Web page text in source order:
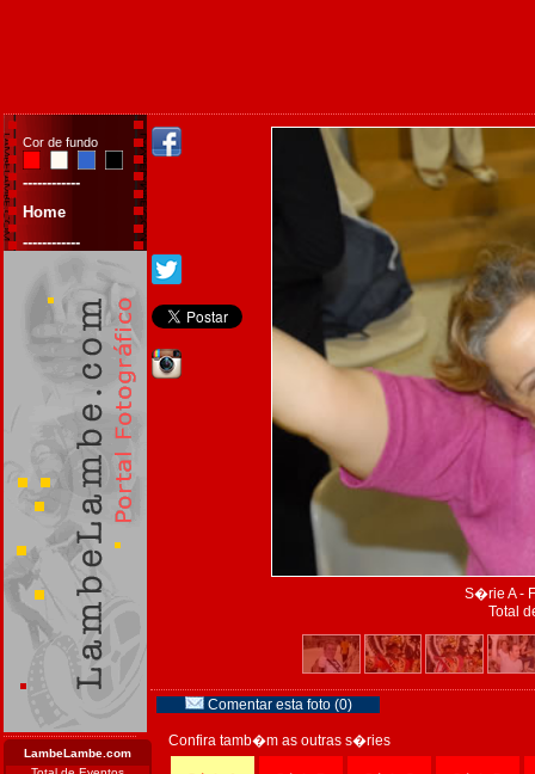
Cor de fundo
------------
Home
------------
LambeLambe.com
S�rie A -
Total
Comentar esta foto (0)
Confira tamb�m as outras s�ries